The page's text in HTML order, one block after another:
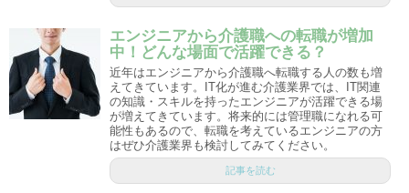
エンジニアから介護職への転職が増加
中！どんな場面で活躍できる？
近年はエンジニアから介護職へ転職する人の数も増
えてきています。IT化が進む介護業界では、IT関連
の知識・スキルを持ったエンジニアが活躍できる場
が増えてきています。将来的には管理職になれる可
能性もあるので、転職を考えているエンジニアの方
はぜひ介護業界も検討してみてください。
記事を読む